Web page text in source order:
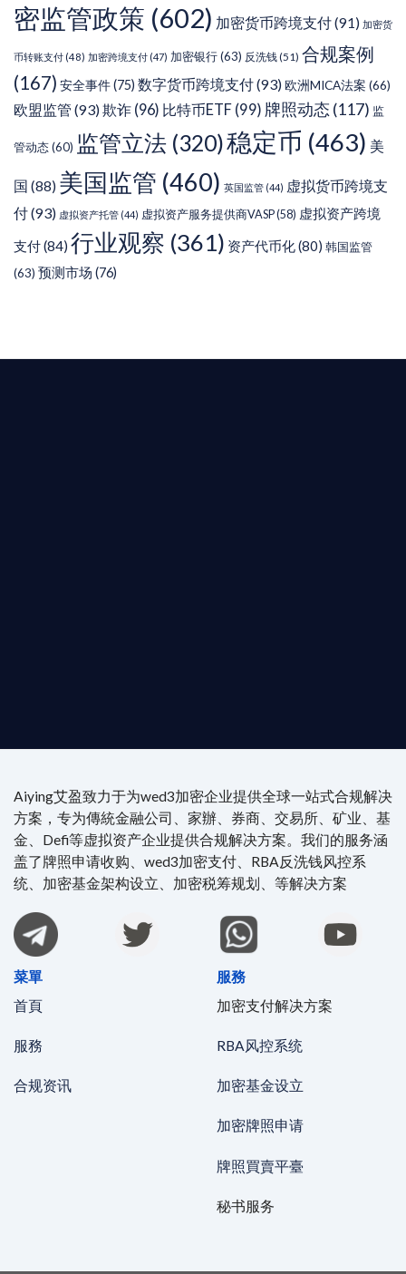
密监管政策 (602) 加密货币跨境支付(91) 加密货
币转账支付 (48) 加密跨境支付 (47) 加密银行(63) 反洗钱(51) 合规案例
(167) 安全事件(75) 数字货币跨境支付(93)欧洲MICA法案 (66)
欧盟监管 (93)欺诈 (96) 比特币ETF (99) 牌照动态 (117) 监
管动态(60) 监管立法 (320)稳定币 (463) 美
国 (88) 美国监管 (460) 英国监管 (44) 虚拟货币跨境支
付(93) 虚拟资产托管 (44) 虚拟资产服务提供商VASP(58) 虚拟资产跨境
支付(84) 行业观察 (361) 资产代币化(80) 韩国监管
(63) 预测市场 (76)
Aiying艾盈致力于为wed3加密企业提供全球一站式合规解决
方案，专为傳統金融公司、家辦、券商、交易所、矿业、基
金、Defi等虚拟资产企业提供合规解决方案。我们的服务涵
盖了牌照申请收购、wed3加密支付、RBA反洗钱风控系
统、加密基金架构设立、加密税筹规划、等解决方案
菜單
首頁
服務
合规资讯
服務
加密支付解决方案
RBA风控系统
加密基金设立
加密牌照申请
牌照買賣平臺
秘书服务